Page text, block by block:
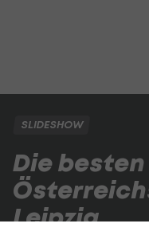
SLIDESHOW
Die
Leipzig